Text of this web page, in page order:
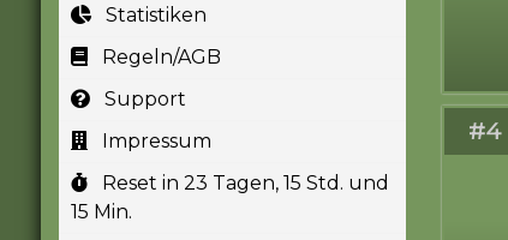
Statistiken
Regeln/AGB
Support
Impressum
Reset in 23 Tagen, 15 Std. und
15 Min.
#4